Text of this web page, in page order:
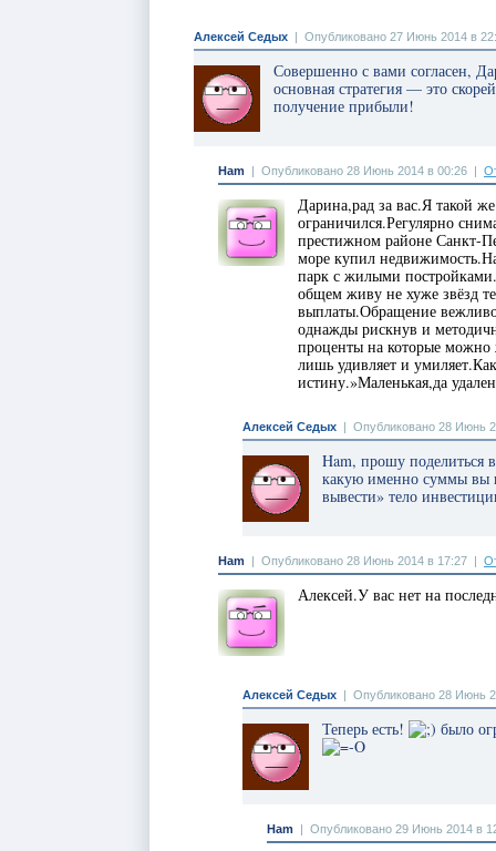
Алексей Седых Опубликовано 27 Июнь 2014 в
Совершенно с вами согласен,
основная стратегия — это
получение прибыли!
Ham Опубликовано 28 Июнь 2014 в 00:26
Дарина,рад за вас.Я такой
ограничился.Регулярно
престижном районе Санкт-
море купил
парк с жилыми
общем живу не хуже звёзд
выплаты.Обращение
однажды рискнув и
проценты на которые
лишь удивляет и
истину.»Маленькая,да
Алексей Седых Опубликовано 28 Июнь
Ham, прошу поделиться
какую именно суммы вы
вывести» тело
Ham Опубликовано 28 Июнь 2014 в 17:27
Алексей.У вас нет на
Алексей Седых Опубликовано 28 Июнь
Теперь есть! было
Ham Опубликовано 29 Июнь 2014 в